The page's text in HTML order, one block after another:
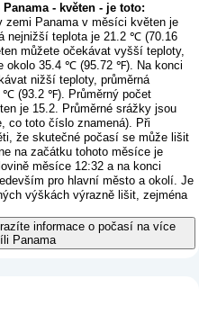
- květen - je toto:
zemi Panama v měsíci květen je
nejnižší teplota je 21.2 ℃ (70.16
můžete očekávat vyšší teploty,
okolo 35.4 ℃ (95.72 ℉). Na konci
nižší teploty, průměrná
℃ (93.2 ℉). Průměrný počet
je 15.2. Průměrné srážky jsou
co toto číslo znamená). Při
že skutečné počasí se může lišit
na začátku tohoto měsíce je
měsíce 12:32 a na konci
pro hlavní město a okolí. Je
výškách výrazně lišit, zejména
informace o počasí na více
Panama